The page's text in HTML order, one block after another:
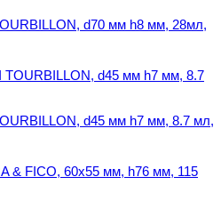
d70 мм h8 мм, 28мл,
d45 мм h7 мм, 8.7 мл,